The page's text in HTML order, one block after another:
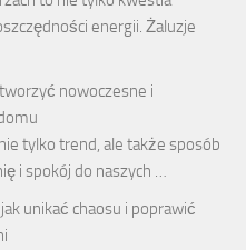
energii. Żaluzje
nowoczesne i
tylko trend, ale także sposób
i spokój do naszych …
unikać chaosu i poprawić